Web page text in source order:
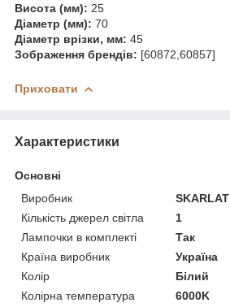
Висота (мм): 25
Діаметр (мм): 70
Діаметр врізки, мм: 45
Зображення брендів: [60872,60857]
Приховати
Характеристики
Основні
Виробник
SKARLAT
Кількість джерел світла
1
Лампочки в комплекті
Так
Країна виробник
Україна
Колір
Білий
Колірна температура
6000K